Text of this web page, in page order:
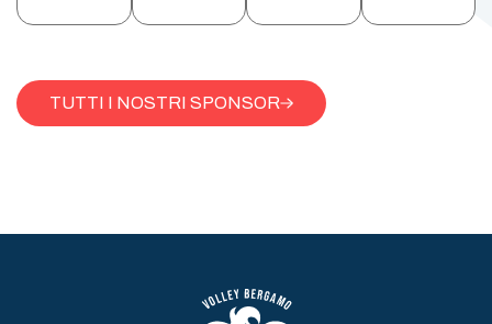
TUTTI I NOSTRI SPONSOR